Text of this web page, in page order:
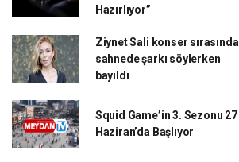
Hazırlıyor”
Ziynet Sali konser sırasında
sahnede şarkı söylerken
bayıldı
Squid Game’in 3. Sezonu 27
Haziran’da Başlıyor